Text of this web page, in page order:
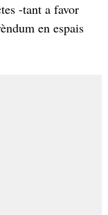
-tant a favor
en espais